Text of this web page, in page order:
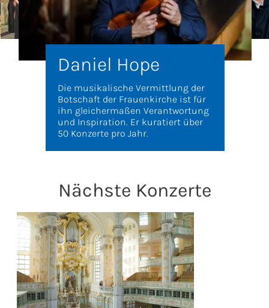
Daniel Hope
Die musikalische Vermittlung der
Botschaft der Frauenkirche ist für
ihn gleichermaßen Verantwortung
und Inspiration. Er kuratiert über
50 Konzerte pro Jahr.
Nächste Konzerte